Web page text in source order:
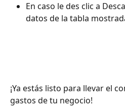
En caso le des clic a
datos de la tabla
¡Ya estás listo para llevar el
gastos de tu negocio!